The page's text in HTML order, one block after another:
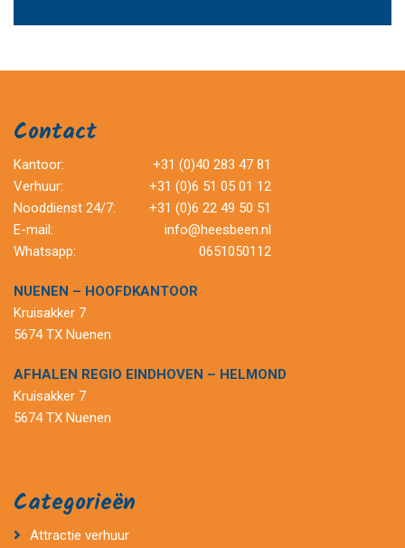
Contact
Kantoor:
+31 (0)40 283 47 81
Verhuur:
+31 (0)6 51 05 01 12
Nooddienst 24/7:
+31 (0)6 22 49 50 51
E-mail:
info@heesbeen.nl
Whatsapp:
0651050112
NUENEN – HOOFDKANTOOR
Kruisakker 7
5674 TX Nuenen
AFHALEN REGIO EINDHOVEN – HELMOND
Kruisakker 7
5674 TX Nuenen
Categorieën
Attractie verhuur